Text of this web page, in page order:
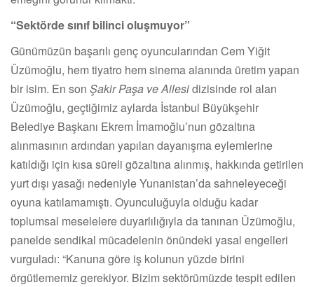
“Sektörde sınıf bilinci oluşmuyor”
Günümüzün başarılı genç oyuncularından Cem Yiğit
Üzümoğlu, hem tiyatro hem sinema alanında üretim yapan
bir isim. En son Şakir Paşa ve Ailesidizisinde rol alan
Üzümoğlu, geçtiğimiz aylarda İstanbul Büyükşehir
Belediye Başkanı Ekrem İmamoğlu’nun gözaltına
alınmasının ardından yapılan dayanışma eylemlerine
katıldığı için kısa süreli gözaltına alınmış, hakkında getirilen
yurt dışı yasağı nedeniyle Yunanistan’da sahneleyeceği
oyuna katılamamıştı. Oyunculuğuyla olduğu kadar
toplumsal meselelere duyarlılığıyla da tanınan Üzümoğlu,
panelde sendikal mücadelenin önündeki yasal engelleri
vurguladı: “Kanuna göre iş kolunun yüzde birini
örgütlememiz gerekiyor. Bizim sektörümüzde tespit edilen